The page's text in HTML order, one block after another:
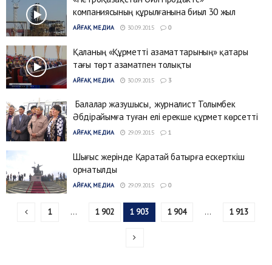
компаниясының құрылғанына биыл 30 жыл
АЙҒАҚ МЕДИА 30.09.2015 0
Қаланың «Құрметті азаматтарының» қатары
тағы төрт азаматпен толықты
АЙҒАҚ МЕДИА 30.09.2015 3
Балалар жазушысы, журналист Толымбек
Әбдірайымға туған елі ерекше құрмет көрсетті
АЙҒАҚ МЕДИА 29.09.2015 1
Шығыс жерінде Қаратай батырға ескерткіш
орнатылды
АЙҒАҚ МЕДИА 29.09.2015 0
1 … 1 902 1 903 1 904 … 1 913